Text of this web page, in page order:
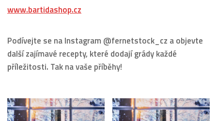
www.bartidashop.cz
Podívejte se na Instagram @fernetstock_cz a objevte
další zajímavé recepty, které dodají grády každé
příležitosti. Tak na vaše příběhy!